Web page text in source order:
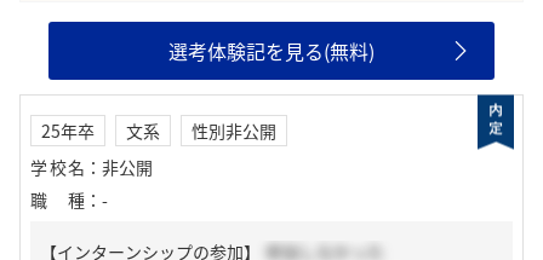
選考体験記を見る(無料)
25年卒 文系
性別非公開
学校名 ： 非公開
職種 ： -
【インターンシップの参加】
参加しなかった